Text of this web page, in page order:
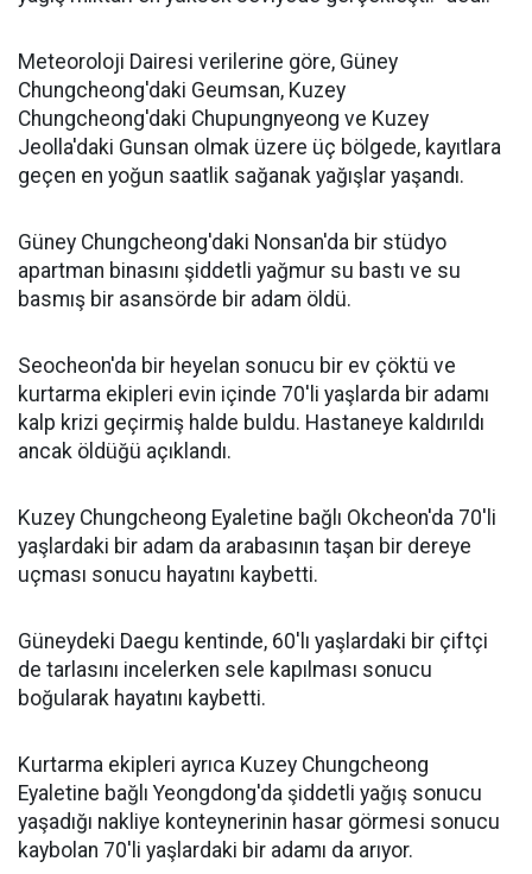
Meteoroloji Dairesi verilerine göre, Güney
Chungcheong'daki Geumsan, Kuzey
Chungcheong'daki Chupungnyeong ve Kuzey
Jeolla'daki Gunsan olmak üzere üç bölgede, kayıtlara
geçen en yoğun saatlik sağanak yağışlar yaşandı.
Güney Chungcheong'daki Nonsan'da bir stüdyo
apartman binasını şiddetli yağmur su bastı ve su
basmış bir asansörde bir adam öldü.
Seocheon'da bir heyelan sonucu bir ev çöktü ve
kurtarma ekipleri evin içinde 70'li yaşlarda bir adamı
kalp krizi geçirmiş halde buldu. Hastaneye kaldırıldı
ancak öldüğü açıklandı.
Kuzey Chungcheong Eyaletine bağlı Okcheon'da 70'li
yaşlardaki bir adam da arabasının taşan bir dereye
uçması sonucu hayatını kaybetti.
Güneydeki Daegu kentinde, 60'lı yaşlardaki bir çiftçi
de tarlasını incelerken sele kapılması sonucu
boğularak hayatını kaybetti.
Kurtarma ekipleri ayrıca Kuzey Chungcheong
Eyaletine bağlı Yeongdong'da şiddetli yağış sonucu
yaşadığı nakliye konteynerinin hasar görmesi sonucu
kaybolan 70'li yaşlardaki bir adamı da arıyor.